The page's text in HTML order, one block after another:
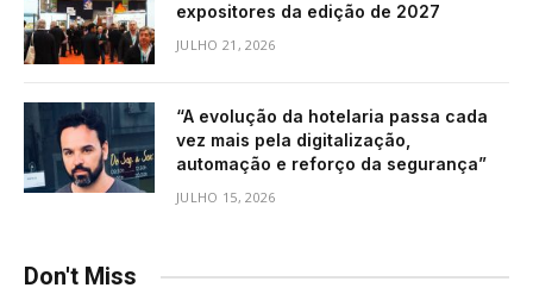
expositores da edição de 2027
JULHO 21, 2026
“A evolução da hotelaria passa cada
vez mais pela digitalização,
automação e reforço da segurança”
JULHO 15, 2026
Don't Miss